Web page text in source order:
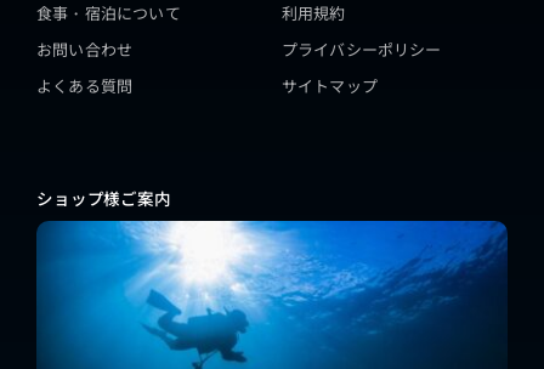
食事・宿泊について
お問い合わせ
よくある質問
利用規約
プライバシーポリシー
サイトマップ
ショップ様ご案内